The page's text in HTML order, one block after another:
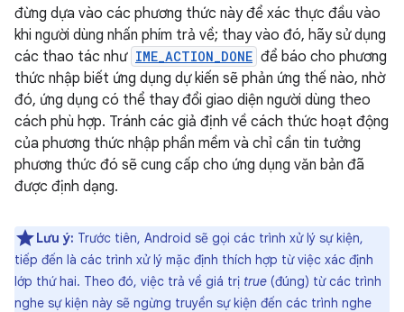
đừng dựa vào các phương thức này để xác thực đầu vào
khi người dùng nhấn phím trả về; thay vào đó, hãy sử dụng
các thao tác như IME_ACTION_DONE để báo cho phương
thức nhập biết ứng dụng dự kiến sẽ phản ứng thế nào, nhờ
đó, ứng dụng có thể thay đổi giao diện người dùng theo
cách phù hợp. Tránh các giả định về cách thức hoạt động
của phương thức nhập phần mềm và chỉ cần tin tưởng
phương thức đó sẽ cung cấp cho ứng dụng văn bản đã
được định dạng.
Lưu ý: Trước tiên, Android sẽ gọi các trình xử lý sự kiện,
tiếp đến là các trình xử lý mặc định thích hợp từ việc xác định
lớp thứ hai. Theo đó, việc trả về giá trị true (đúng) từ các trình
nghe sự kiện này sẽ ngừng truyền sự kiện đến các trình nghe